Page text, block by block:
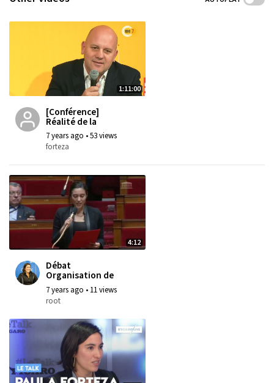
1:11:00
[Conférence]
Réalité de la
menace quantique
sur la sécurité ---
BIP Génration Inno
7 years ago •53 views
forteza
4:12
Débat
Organisation de
l'Etat et des
services publics :
Question à Olivier
7 years ago • 11 views
root